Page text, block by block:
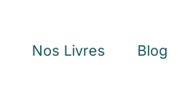
Nos Livres Blog